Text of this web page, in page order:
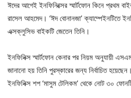
ঈদের আগেই ইনফিনিক্সের স্মার্টফোন কিনে প্রথম
রাসেল আহমেদ। ‘ঈদ বোনানজা’ ক্যাম্পেইনটিতে
এক্সক্লুসিভ বাইকটি জেতেন তিনি।
ইনফিনিক্স স্মার্টফোন কেনার পর নিয়ম অনুযায়ী
জানানো হয় তিনি পুরস্কারের জন্য নির্বাচিত
ইনফিনিক্স শপ ‘মাসুম টেলিকম’ থেকে নোট ৩০